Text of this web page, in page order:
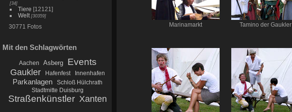
[34]
Tiere [12121]
Welt [30359]
30771 Fotos
Mit den Schlagwörten
Aachen Asberg Events
Gaukler Hafenfest Innenhafen
Parkanlagen
Schloß Hülchrath
Stadtmitte Duisburg
Straßenkünstler Xanten
Marinamarkt Tamino der Gaukler